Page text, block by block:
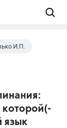
И.П.
язык